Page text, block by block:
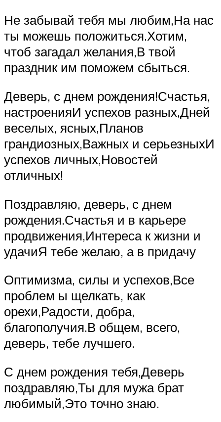
Не забывай тебя мы любим,На нас
ты можешь положиться.Хотим,
чтоб загадал желания,В твой
праздник им поможем сбыться.
Деверь, с днем рождения!Счастья,
настроенияИ успехов разных,Дней
веселых, ясных,Планов
грандиозных,Важных и серьезныхИ
успехов личных,Новостей
отличных!
Поздравляю, деверь, с днем
рождения.Счастья и в карьере
продвижения,Интереса к жизни и
удачиЯ тебе желаю, а в придачу
Оптимизма, силы и успехов,Все
проблем ы щелкать, как
орехи,Радости, добра,
благополучия.В общем, всего,
деверь, тебе лучшего.
С днем рождения тебя,Деверь
поздравляю,Ты для мужа брат
любимый,Это точно знаю.